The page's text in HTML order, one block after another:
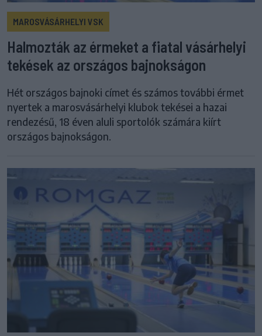
MAROSVÁSÁRHELYI VSK
Halmozták az érmeket a fiatal vásárhelyi
tekések az országos bajnokságon
Hét országos bajnoki címet és számos további érmet
nyertek a marosvásárhelyi klubok tekései a hazai
rendezésű, 18 éven aluli sportolók számára kiírt
országos bajnokságon.